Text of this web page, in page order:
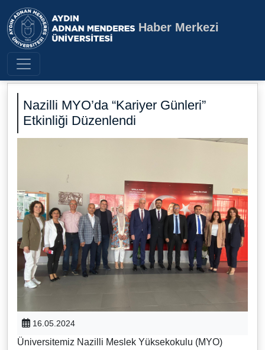
Aydın Adnan Menderes
Haber Merkezi
Nazilli MYO’da “Kariyer Günleri”
Etkinliği Düzenlendi
16.05.2024
Üniversitemiz Nazilli Meslek Yüksekokulu (MYO)